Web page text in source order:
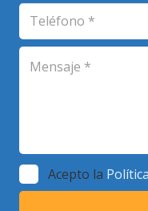
Acepto la